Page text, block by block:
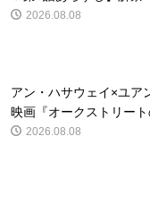
2026.08.08
アン・ハサウェイ×ユ
映画『オークストリー
2026.08.08